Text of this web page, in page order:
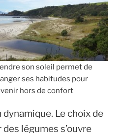
son soleil permet de
ses habitudes pour
hors de confort
dynamique. Le choix de
légumes s’ouvre